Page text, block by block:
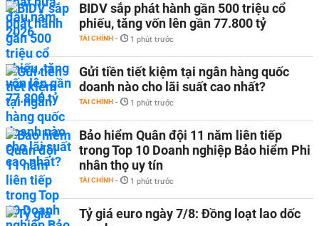
BIDV sắp phát hành gần 500 triệu cổ
phiếu, tăng vốn lên gần 77.800 tỷ
TÀI CHÍNH - 1 phút trước
Gửi tiền tiết kiệm tại ngân hàng quốc
doanh nào cho lãi suất cao nhất?
TÀI CHÍNH - 1 phút trước
Bảo hiểm Quân đội 11 năm liên tiếp
trong Top 10 Doanh nghiệp Bảo hiểm Phi
nhân thọ uy tín
TÀI CHÍNH - 1 phút trước
Tỷ giá euro ngày 7/8: Đồng loạt lao dốc